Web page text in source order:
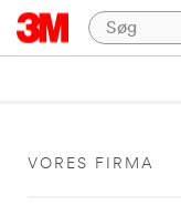
VORES FIRMA